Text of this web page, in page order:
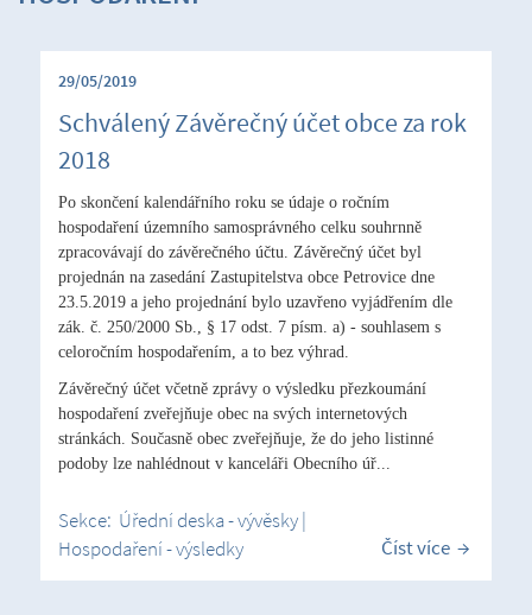
29/05/2019
Schválený Závěrečný účet obce za rok
2018
Po skončení kalendářního roku se údaje o ročním
hospodaření územního samosprávného celku souhrnně
zpracovávají do závěrečného účtu. Závěrečný účet byl
projednán na zasedání Zastupitelstva obce Petrovice dne
23.5.2019 a jeho projednání bylo uzavřeno vyjádřením dle
zák. č. 250/2000 Sb., § 17 odst. 7 písm. a) - souhlasem s
celoročním hospodařením, a to bez výhrad.
Závěrečný účet včetně zprávy o výsledku přezkoumání
hospodaření zveřejňuje obec na svých internetových
stránkách. Současně obec zveřejňuje, že do jeho listinné
podoby lze nahlédnout v kanceláři Obecního úř...
Sekce: Úřední deska - vývěsky|
Hospodaření - výsledky
Číst více